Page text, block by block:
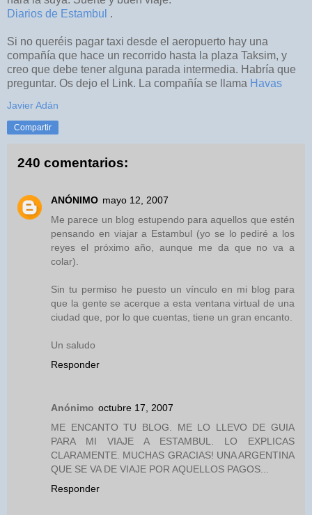
Diarios de Estambul .
Si no queréis pagar taxi desde el aeropuerto hay una
compañía que hace un recorrido hasta la plaza Taksim, y
creo que debe tener alguna parada intermedia. Habría que
preguntar. Os dejo el Link. La compañía se llama Havas
Javier Adán
Compartir
240 comentarios:
ANÓNIMO mayo 12, 2007
Me parece un blog estupendo para aquellos que estén
pensando en viajar a Estambul (yo se lo pediré a los
reyes el próximo año, aunque me da que no va a
colar).
Sin tu permiso he puesto un vínculo en mi blog para
que la gente se acerque a esta ventana virtual de una
ciudad que, por lo que cuentas, tiene un gran encanto.
Un saludo
Responder
Anónimo octubre 17, 2007
ME ENCANTO TU BLOG. ME LO LLEVO DE GUIA
PARA MI VIAJE A ESTAMBUL. LO EXPLICAS
CLARAMENTE. MUCHAS GRACIAS! UNA ARGENTINA
QUE SE VA DE VIAJE POR AQUELLOS PAGOS...
Responder